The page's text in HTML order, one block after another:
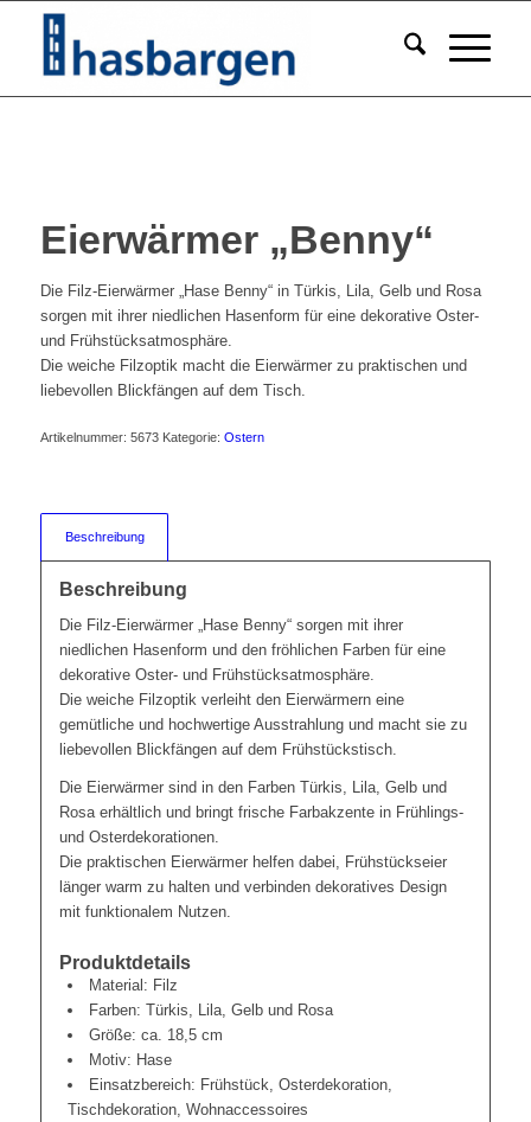
Eierwärmer „Benny“
Die Filz-Eierwärmer „Hase Benny“ in Türkis, Lila, Gelb und Rosa
sorgen mit ihrer niedlichen Hasenform für eine dekorative Oster-
und Frühstücksatmosphäre.
Die weiche Filzoptik macht die Eierwärmer zu praktischen und
liebevollen Blickfängen auf dem Tisch.
Artikelnummer: 5673 Kategorie: Ostern
Beschreibung
Beschreibung
Die Filz-Eierwärmer „Hase Benny“ sorgen mit ihrer
niedlichen Hasenform und den fröhlichen Farben für eine
dekorative Oster- und Frühstücksatmosphäre.
Die weiche Filzoptik verleiht den Eierwärmern eine
gemütliche und hochwertige Ausstrahlung und macht sie zu
liebevollen Blickfängen auf dem Frühstückstisch.
Die Eierwärmer sind in den Farben Türkis, Lila, Gelb und
Rosa erhältlich und bringt frische Farbakzente in Frühlings-
und Osterdekorationen.
Die praktischen Eierwärmer helfen dabei, Frühstückseier
länger warm zu halten und verbinden dekoratives Design
mit funktionalem Nutzen.
Produktdetails
Material: Filz
Farben: Türkis, Lila, Gelb und Rosa
Größe: ca. 18,5 cm
Motiv: Hase
Einsatzbereich: Frühstück, Osterdekoration,
Tischdekoration, Wohnaccessoires